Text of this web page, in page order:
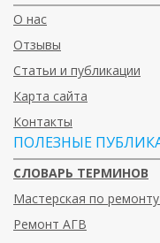
О нас
Отзывы
Статьи и публикации
Карта сайта
Контакты
ПОЛЕЗНЫЕ
СЛОВАРЬ ТЕРМИНОВ
Мастерская по
Ремонт АГВ